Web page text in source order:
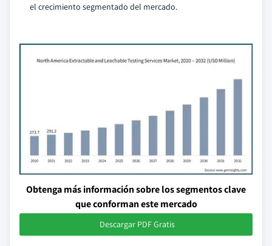
el crecimiento segmentado del mercado.
Obtenga más información sobre los segmentos clave
que conforman este mercado
Descargar PDF Gratis